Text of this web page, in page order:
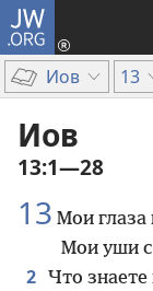
JW.ORG
Иов 13
Иов
13:1—28
13 Мои глаза
Мои уши
2
Что